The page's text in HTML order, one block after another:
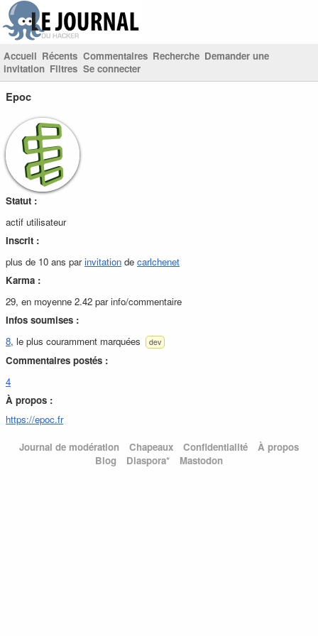
Accueil Récents Commentaires Recherche Demander une
invitation Filtres Se connecter
Epoc
Statut :
actif utilisateur
Inscrit :
plus de 10 ans parinvitation de carlchenet
Karma :
29, en moyenne 2.42 par info/commentaire
Infos soumises :
8, le plus couramment marquées dev
Commentaires postés :
4
À propos :
https://epoc.fr
Journal de modération Chapeaux Confidentialité
À propos
Blog
Diaspora* Mastodon